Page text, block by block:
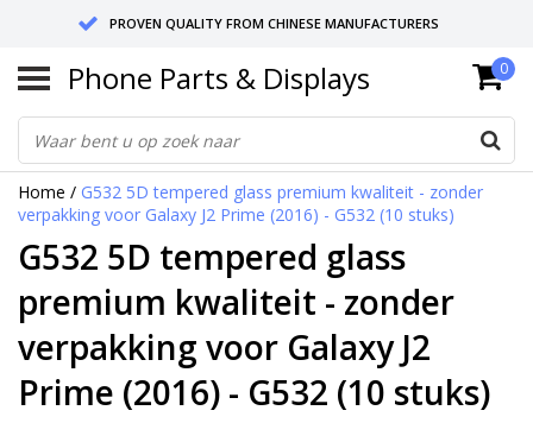
PROVEN QUALITY FROM CHINESE MANUFACTURERS
SEND RETURNS TO GERMANY OR NETHERLANDS
10 DAY SHIPPING
Phone Parts & Displays 0
Home / G532 5D tempered glass premium kwaliteit - zonder
verpakking voor Galaxy J2 Prime (2016) - G532 (10 stuks)
G532 5D tempered glass
premium kwaliteit - zonder
verpakking voor Galaxy J2
Prime (2016) - G532 (10 stuks)